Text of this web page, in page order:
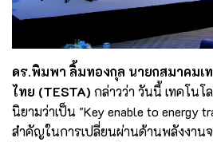
ดร.พิมพา ลิ้มทองกุล นายกสมาคมเ
ไทย (TESTA) กล่าวว่า วันนี้ เทคโน
นิยามว่าเป็น "Key enable to energy
สำคัญในการเปลี่ยนผ่านด้านพลังงาน